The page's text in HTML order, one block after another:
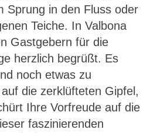
Sprung in den Fluss oder
Teiche. In Valbona
Gastgebern für die
herzlich begrüßt. Es
noch etwas zu
die zerklüfteten Gipfel,
Ihre Vorfreude auf die
faszinierenden